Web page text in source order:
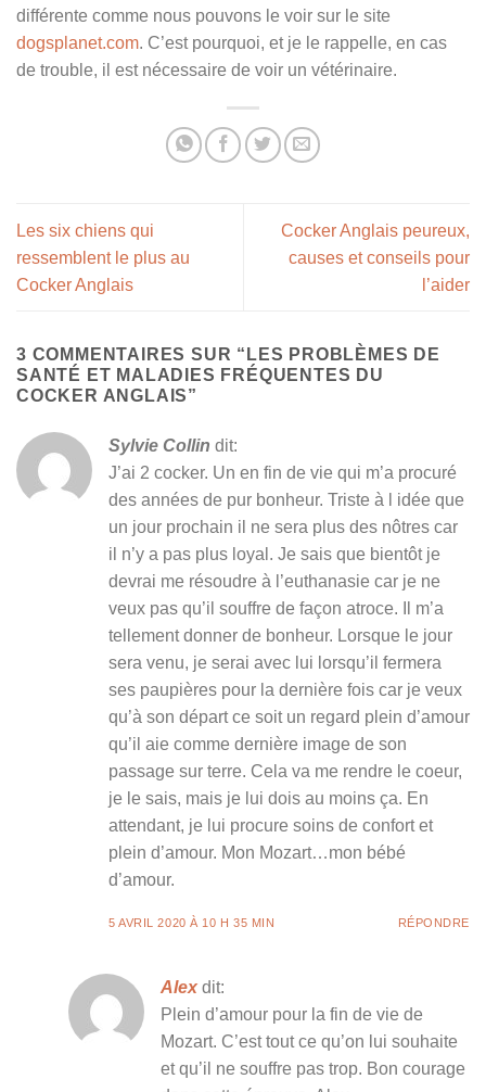
différente comme nous pouvons le voir sur le site
dogsplanet.com. C’est pourquoi, et je le rappelle, en cas
de trouble, il est nécessaire de voir un vétérinaire.
Les six chiens qui
ressemblent le plus au
Cocker Anglais
Cocker Anglais peureux,
causes et conseils pour
l’aider
3 COMMENTAIRES SUR “ LES PROBLÈMES DE
SANTÉ ET MALADIES FRÉQUENTES DU
COCKER ANGLAIS”
Sylvie Collin dit:
J’ai 2 cocker. Un en fin de vie qui m’a procuré
des années de pur bonheur. Triste à l idée que
un jour prochain il ne sera plus des nôtres car
il n’y a pas plus loyal. Je sais que bientôt je
devrai me résoudre à l’euthanasie car je ne
veux pas qu’il souffre de façon atroce. Il m’a
tellement donner de bonheur. Lorsque le jour
sera venu, je serai avec lui lorsqu’il fermera
ses paupières pour la dernière fois car je veux
qu’à son départ ce soit un regard plein d’amour
qu’il aie comme dernière image de son
passage sur terre. Cela va me rendre le coeur,
je le sais, mais je lui dois au moins ça. En
attendant, je lui procure soins de confort et
plein d’amour. Mon Mozart…mon bébé
d’amour.
5 AVRIL 2020 À 10 H 35 MIN RÉPONDRE
Alex dit:
Plein d’amour pour la fin de vie de
Mozart. C’est tout ce qu’on lui souhaite
et qu’il ne souffre pas trop. Bon courage